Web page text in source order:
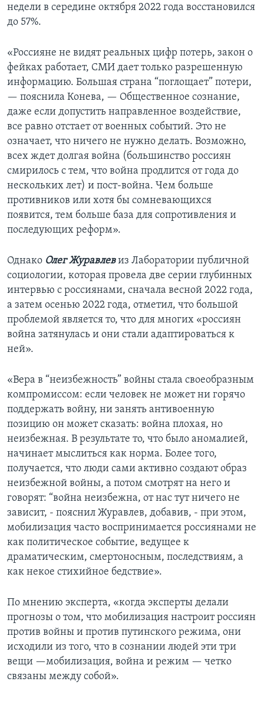
недели в середине октября 2022 года восстановился
до 57%.
«Россияне не видят реальных цифр потерь, закон о
фейках работает, СМИ дает только разрешенную
информацию. Большая страна “поглощает” потери,
— пояснила Конева, — Общественное сознание,
даже если допустить направленное воздействие,
все равно отстает от военных событий. Это не
означает, что ничего не нужно делать. Возможно,
всех ждет долгая война (большинство россиян
смирилось с тем, что война продлится от года до
нескольких лет) и пост-война. Чем больше
противников или хотя бы сомневающихся
появится, тем больше база для сопротивления и
последующих реформ».
Однако Олег Журавлевиз Лаборатории публичной
социологии, которая провела две серии глубинных
интервью с россиянами, сначала весной 2022 года,
а затем осенью 2022 года, отметил, что большой
проблемой является то, что для многих «россиян
война затянулась и они стали адаптироваться к
ней».
«Вера в “неизбежность” войны стала своеобразным
компромиссом: если человек не может ни горячо
поддержать войну, ни занять антивоенную
позицию он может сказать: война плохая, но
неизбежная. В результате то, что было аномалией,
начинает мыслиться как норма. Более того,
получается, что люди сами активно создают образ
неизбежной войны, а потом смотрят на него и
говорят: “война неизбежна, от нас тут ничего не
зависит, - пояснил Журавлев, добавив, - при этом,
мобилизация часто воспринимается россиянами не
как политическое событие, ведущее к
драматическим, смертоносным, последствиям, а
как некое стихийное бедствие».
По мнению эксперта, «когда эксперты делали
прогнозы о том, что мобилизация настроит россиян
против войны и против путинского режима, они
исходили из того, что в сознании людей эти три
вещи —мобилизация, война и режим — четко
связаны между собой».